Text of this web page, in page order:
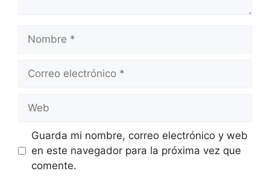
Nombre
Correo
Web
Guarda mi nombre, correo electrónico y web
en este navegador para la próxima vez que
comente.